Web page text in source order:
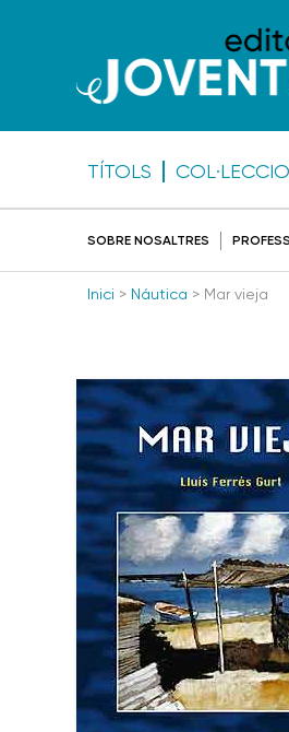
TÍTOLS
SOBRE NOSALTRES
Inici > Náutica > Mar vieja